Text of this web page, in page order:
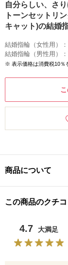
自分らしい、さ
トーンセットリ
キャット)の結婚
結婚指輪（女性用）：
結婚指輪（男性用）：
※ 表示価格は消費税10％
商品について
この商品のクチコ
4.7 大満足